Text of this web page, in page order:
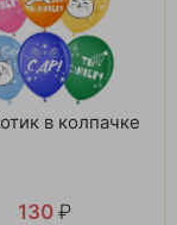
в колпачке
130 ₽